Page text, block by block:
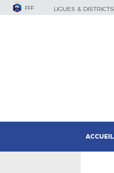
FFF LIGUES & DISTRICTS
ACCUEIL